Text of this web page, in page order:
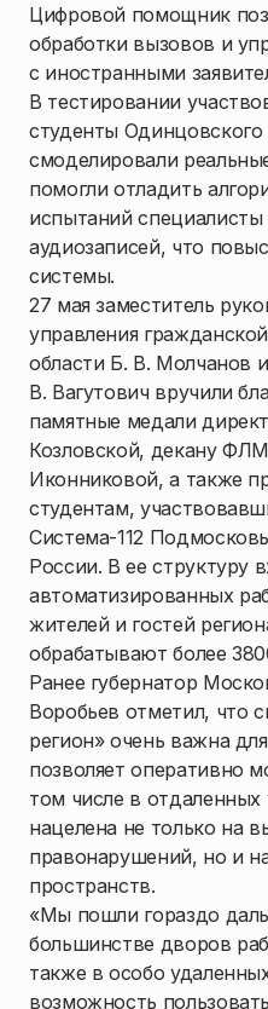
Цифровой помощник
обработки вызовов и
с иностранными
В тестировании
студенты
смоделировали
помогли отладить
испытаний специалисты
аудиозаписей, что
системы.
27 мая заместитель
управления
области Б. В. Молчанов
В. Вагутович вручили
памятные медали
Козловской, декану
Иконниковой, а также
студентам,
Система-112
России. В ее структуру
автоматизированных
жителей и гостей
обрабатывают более
Ранее губернатор
Воробьев отметил, что
регион» очень важна
позволяет оперативно
том числе в
нацелена не только на
правонарушений, но и
пространств.
«Мы пошли гораздо
большинстве дворов
также в особо
возможность